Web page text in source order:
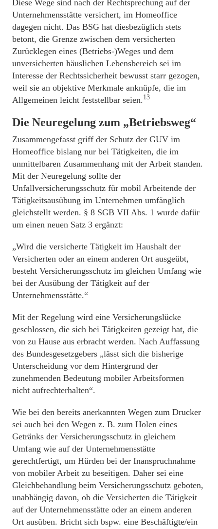
Diese Wege sind nach der Rechtsprechung auf der
Unternehmensstätte versichert, im Homeoffice
dagegen nicht. Das BSG hat diesbezüglich stets
betont, die Grenze zwischen dem versicherten
Zurücklegen eines (Betriebs-)Weges und dem
unversicherten häuslichen Lebensbereich sei im
Interesse der Rechtssicherheit bewusst starr gezogen,
weil sie an objektive Merkmale anknüpfe, die im
Allgemeinen leicht feststellbar seien.13
Die Neuregelung zum „Betriebsweg“
Zusammengefasst griff der Schutz der GUV im
Homeoffice bislang nur bei Tätigkeiten, die im
unmittelbaren Zusammenhang mit der Arbeit standen.
Mit der Neuregelung sollte der
Unfallversicherungsschutz für mobil Arbeitende der
Tätigkeitsausübung im Unternehmen umfänglich
gleichstellt werden. § 8 SGB VII Abs. 1 wurde dafür
um einen neuen Satz 3 ergänzt:
„Wird die versicherte Tätigkeit im Haushalt der
Versicherten oder an einem anderen Ort ausgeübt,
besteht Versicherungsschutz im gleichen Umfang wie
bei der Ausübung der Tätigkeit auf der
Unternehmensstätte.“
Mit der Regelung wird eine Versicherungslücke
geschlossen, die sich bei Tätigkeiten gezeigt hat, die
von zu Hause aus erbracht werden. Nach Auffassung
des Bundesgesetzgebers „lässt sich die bisherige
Unterscheidung vor dem Hintergrund der
zunehmenden Bedeutung mobiler Arbeitsformen
nicht aufrechterhalten“.
Wie bei den bereits anerkannten Wegen zum Drucker
sei auch bei den Wegen z. B. zum Holen eines
Getränks der Versicherungsschutz in gleichem
Umfang wie auf der Unternehmensstätte
gerechtfertigt, um Hürden bei der Inanspruchnahme
von mobiler Arbeit zu beseitigen. Daher sei eine
Gleichbehandlung beim Versicherungsschutz geboten,
unabhängig davon, ob die Versicherten die Tätigkeit
auf der Unternehmensstätte oder an einem anderen
Ort ausüben. Bricht sich bspw. eine Beschäftigte/ein